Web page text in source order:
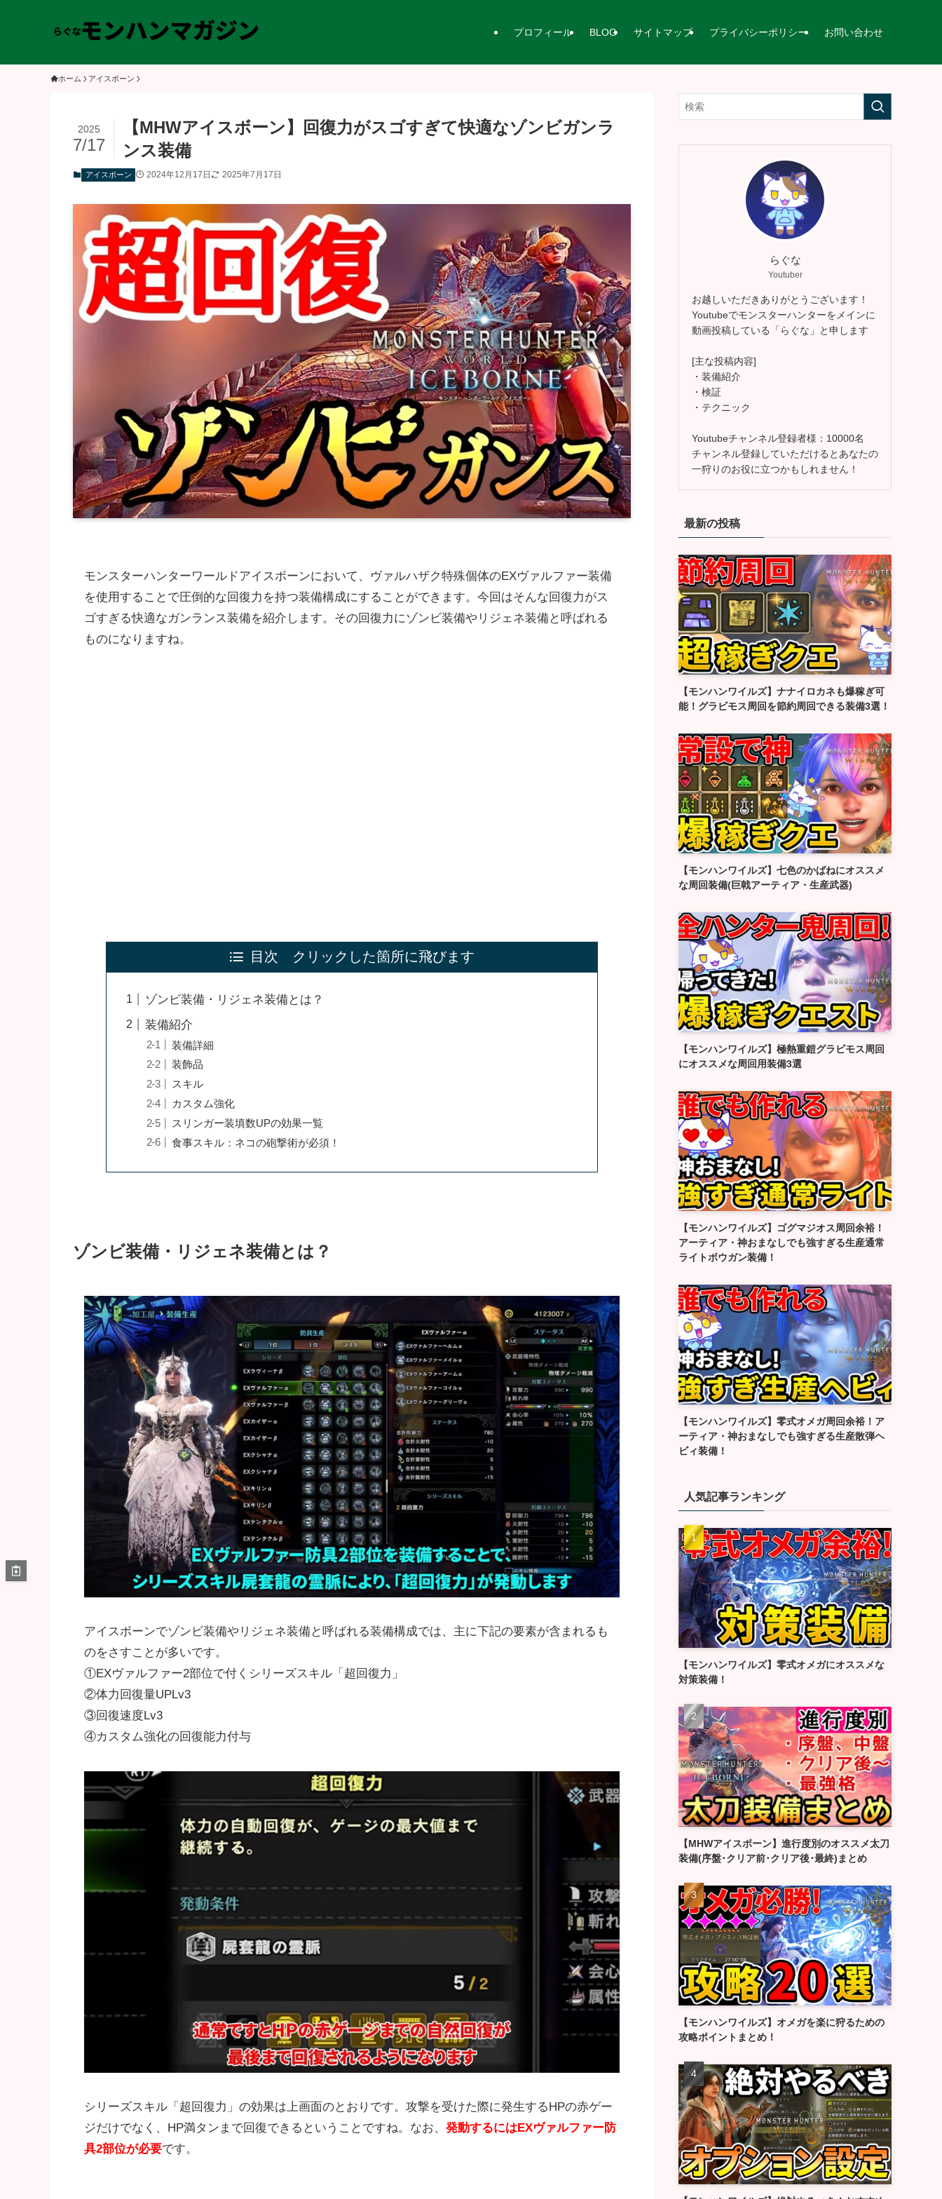
プロフィール BLOG サイトマップ プライバシーポリシー お問い合わせ
ホーム アイスボーン
【MHWアイスボーン】回復力がスゴすぎて快適なゾンビガンラ
ンス装備
2025
7/17
アイスボーン 2024年12月17日 2025年7月17日
モンスターハンターワールドアイスボーンにおいて、ヴァルハザク特殊個体のEXヴァルファー装備
を使用することで圧倒的な回復力を持つ装備構成にすることができます。今回はそんな回復力がス
ゴすぎる快適なガンランス装備を紹介します。その回復力にゾンビ装備やリジェネ装備と呼ばれる
ものになりますね。
目次 クリックした箇所に飛びます
ゾンビ装備・リジェネ装備とは？
装備紹介
装備詳細
装飾品
スキル
カスタム強化
スリンガー装填数UPの効果一覧
食事スキル：ネコの砲撃術が必須！
ゾンビ装備・リジェネ装備とは？
アイスボーンでゾンビ装備やリジェネ装備と呼ばれる装備構成では、主に下記の要素が含まれるも
のをさすことが多いです。
①EXヴァルファー2部位で付くシリーズスキル「超回復力」
②体力回復量UPLv3
③回復速度Lv3
④カスタム強化の回復能力付与
シリーズスキル「超回復力」の効果は上画面のとおりです。攻撃を受けた際に発生するHPの赤ゲー
ジだけでなく、HP満タンまで回復できるということですね。なお、 発動するにはEXヴァルファー防
具2部位が必要です。
らぐな
Youtuber
お越しいただきありがとうございます！
Youtubeでモンスターハンターをメインに
動画投稿している「らぐな」と申します
[主な投稿内容]
・装備紹介
・検証
・テクニック
Youtubeチャンネル登録者様：10000名
チャンネル登録していただけるとあなたの
一狩りのお役に立つかもしれません！
最新の投稿
【モンハンワイルズ】ナナイロカネも爆稼ぎ可
能！グラビモス周回を節約周回できる装備3選！
【モンハンワイルズ】七色のかばねにオススメ
な周回装備(巨戟アーティア・生産武器)
【モンハンワイルズ】極熱重鎧グラビモス周回
にオススメな周回用装備3選
【モンハンワイルズ】ゴグマジオス周回余裕！
アーティア・神おまなしでも強すぎる生産通常
ライトボウガン装備！
【モンハンワイルズ】零式オメガ周回余裕！ア
ーティア・神おまなしでも強すぎる生産散弾ヘ
ビィ装備！
人気記事ランキング
【モンハンワイルズ】零式オメガにオススメな
対策装備！
【MHWアイスボーン】進行度別のオススメ太刀
装備(序盤･クリア前･クリア後･最終)まとめ
【モンハンワイルズ】オメガを楽に狩るための
攻略ポイントまとめ！